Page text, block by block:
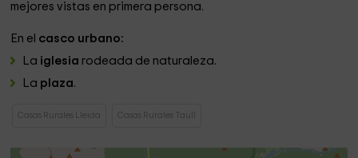
mejores vistas en primera persona.
En el casco urbano:
La iglesia rodeada de naturaleza.
La plaza.
Casas Rurales Lleida Casas Rurales Taull